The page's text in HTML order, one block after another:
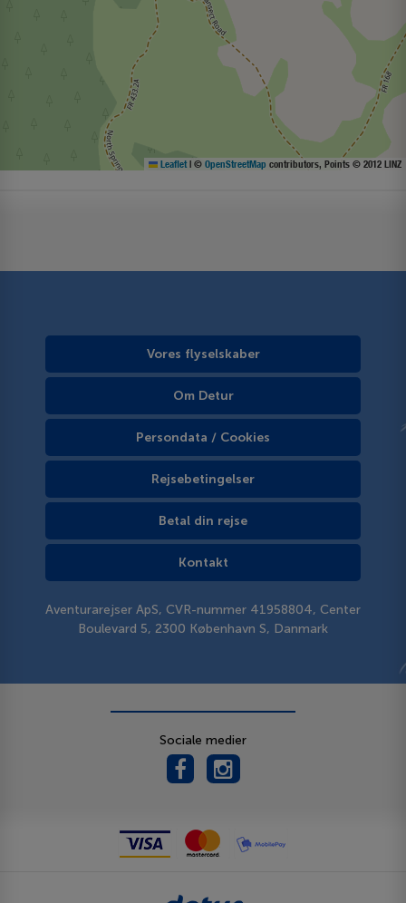
Leaflet | © OpenStreetMap contributors, Points © 2012 LINZ
Vores flyselskaber
Om Detur
Persondata / Cookies
Rejsebetingelser
Betal din rejse
Kontakt
Aventurarejser ApS, CVR-nummer 41958804, Center
Boulevard 5, 2300 København S, Danmark
Sociale medier